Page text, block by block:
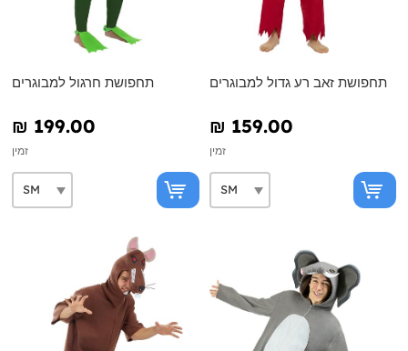
תחפושת חרגול למבוגרים
₪‎ 199.00
זמין
תחפושת זאב רע גדול למבוגרים
₪‎ 159.00
זמין